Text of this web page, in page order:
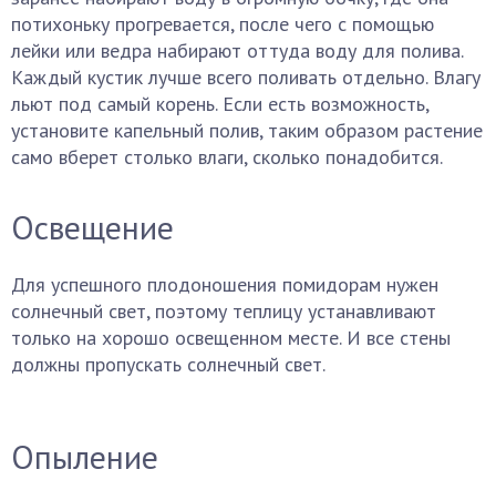
потихоньку прогревается, после чего с помощью
лейки или ведра набирают оттуда воду для полива.
Каждый кустик лучше всего поливать отдельно. Влагу
льют под самый корень. Если есть возможность,
установите капельный полив, таким образом растение
само вберет столько влаги, сколько понадобится.
Освещение
Для успешного плодоношения помидорам нужен
солнечный свет, поэтому теплицу устанавливают
только на хорошо освещенном месте. И все стены
должны пропускать солнечный свет.
Опыление